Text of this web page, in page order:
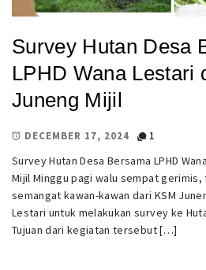
Survey Hutan Desa
LPHD Wana Lestari
Juneng Mijil
DECEMBER 17, 2024
1
Survey Hutan Desa Bersama LPHD
Mijil Minggu pagi walu sempat
semangat kawan-kawan dari KSM
Lestari untuk melakukan survey ke
Tujuan dari kegiatan tersebut […]